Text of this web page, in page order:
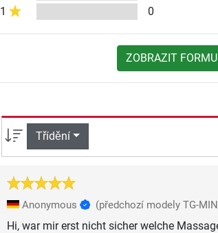
1
0
ZOBRAZIT
Třídění
Anonymous (předchozí modely TG-
Hi, war mir erst nicht sicher welche